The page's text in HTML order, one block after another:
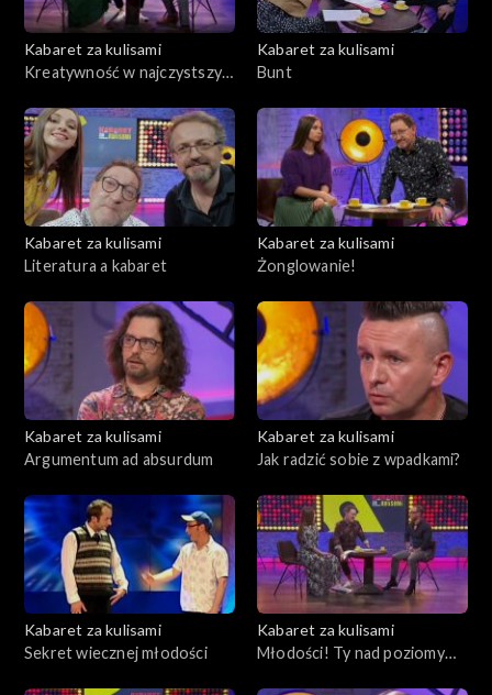
Kabaret za kulisami
Kreatywność w najczystszym
Kabaret za kulisami
Bunt
Kabaret za kulisami
Literatura a kabaret
Kabaret za kulisami
Żonglowanie!
Kabaret za kulisami
Argumentum ad absurdum
Kabaret za kulisami
Jak radzić sobie z wpadkami?
Kabaret za kulisami
Sekret wiecznej młodości
Kabaret za kulisami
Młodości! Ty nad poziomy